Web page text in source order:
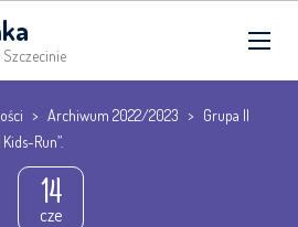
> Archiwum 2022/2023 > Grupa II
Run”.
14
cze